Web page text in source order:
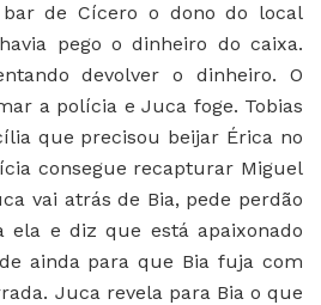
de Cícero o dono do local
pego o dinheiro do caixa.
devolver o dinheiro. O
a polícia e Juca foge. Tobias
que precisou beijar Érica no
consegue recapturar Miguel
vai atrás de Bia, pede perdão
ela e diz que está apaixonado
ainda para que Bia fuja com
Juca revela para Bia o que